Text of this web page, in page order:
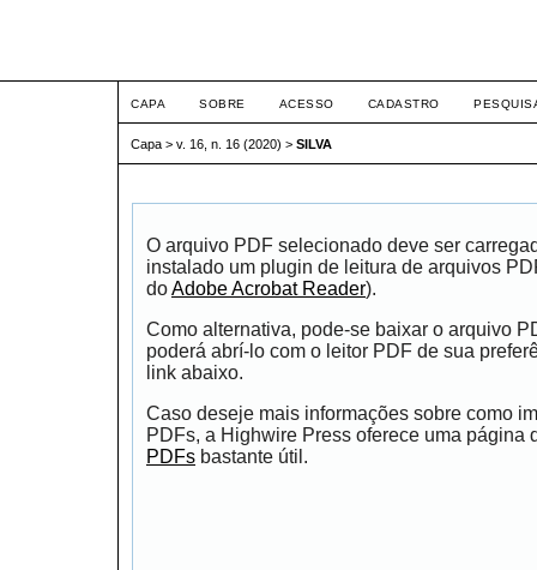
CAPA SOBRE ACESSO CADASTRO
Capa > v. 16, n. 16 (2020) > SILVA
O arquivo PDF selecionado deve ser
instalado um plugin de leitura de arquivos
doAdobe Acrobat Reader).
Como alternativa, pode-se baixar o arquivo
poderá abrí-lo com o leitor PDF de sua
link abaixo.
Caso deseje mais informações sobre como
PDFs, a Highwire Press oferece uma página
PDFs bastante útil.